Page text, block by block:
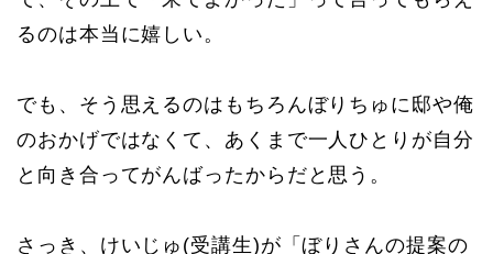
るのは本当に嬉しい。
でも、そう思えるのはもちろんぼりちゅに邸や俺
のおかげではなくて、あくまで一人ひとりが自分
と向き合ってがんばったからだと思う。
さっき、けいじゅ(受講生)が「ぼりさんの提案の